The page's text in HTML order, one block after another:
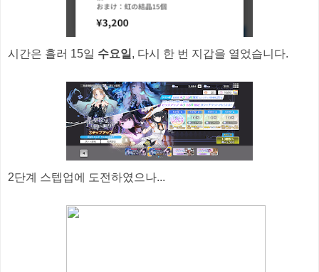
시간은 흘러 15일 수요일 , 다시 한 번 지갑을 열었습니다.
2단계 스텝업에 도전하였으나...